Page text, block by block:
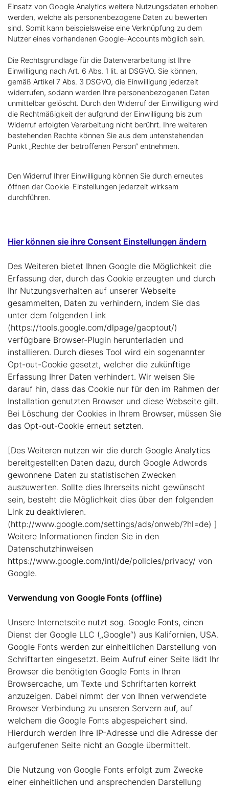
Einsatz von Google Analytics weitere Nutzungsdaten erhoben
werden, welche als personenbezogene Daten zu bewerten
sind. Somit kann beispielsweise eine Verknüpfung zu dem
Nutzer eines vorhandenen Google-Accounts möglich sein.
Die Rechtsgrundlage für die Datenverarbeitung ist Ihre
Einwilligung nach Art. 6 Abs. 1 lit. a) DSGVO. Sie können,
gemäß Artikel 7 Abs. 3 DSGVO, die Einwilligung jederzeit
widerrufen, sodann werden Ihre personenbezogenen Daten
unmittelbar gelöscht. Durch den Widerruf der Einwilligung wird
die Rechtmäßigkeit der aufgrund der Einwilligung bis zum
Widerruf erfolgten Verarbeitung nicht berührt. Ihre weiteren
bestehenden Rechte können Sie aus dem untenstehenden
Punkt „Rechte der betroffenen Person“ entnehmen.
Den Widerruf Ihrer Einwilligung können Sie durch erneutes
öffnen der Cookie-Einstellungen jederzeit wirksam
durchführen.
Hier können sie ihre Consent Einstellungen ändern
Des Weiteren bietet Ihnen Google die Möglichkeit die
Erfassung der, durch das Cookie erzeugten und durch
Ihr Nutzungsverhalten auf unserer Webseite
gesammelten, Daten zu verhindern, indem Sie das
unter dem folgenden Link
(https://tools.google.com/dlpage/gaoptout/)
verfügbare Browser-Plugin herunterladen und
installieren. Durch dieses Tool wird ein sogenannter
Opt-out-Cookie gesetzt, welcher die zukünftige
Erfassung Ihrer Daten verhindert. Wir weisen Sie
darauf hin, dass das Cookie nur für den im Rahmen der
Installation genutzten Browser und diese Webseite gilt.
Bei Löschung der Cookies in Ihrem Browser, müssen Sie
das Opt-out-Cookie erneut setzten.
[Des Weiteren nutzen wir die durch Google Analytics
bereitgestellten Daten dazu, durch Google Adwords
gewonnene Daten zu statistischen Zwecken
auszuwerten. Sollte dies Ihrerseits nicht gewünscht
sein, besteht die Möglichkeit dies über den folgenden
Link zu deaktivieren.
(http://www.google.com/settings/ads/onweb/?hl=de) ]
Weitere Informationen finden Sie in den
Datenschutzhinweisen
https://www.google.com/intl/de/policies/privacy/ von
Google.
Verwendung von Google Fonts (offline)
Unsere Internetseite nutzt sog. Google Fonts, einen
Dienst der Google LLC („Google“) aus Kalifornien, USA.
Google Fonts werden zur einheitlichen Darstellung von
Schriftarten eingesetzt. Beim Aufruf einer Seite lädt Ihr
Browser die benötigten Google Fonts in Ihren
Browsercache, um Texte und Schriftarten korrekt
anzuzeigen. Dabei nimmt der von Ihnen verwendete
Browser Verbindung zu unseren Servern auf, auf
welchem die Google Fonts abgespeichert sind.
Hierdurch werden Ihre IP-Adresse und die Adresse der
aufgerufenen Seite nicht an Google übermittelt.
Die Nutzung von Google Fonts erfolgt zum Zwecke
einer einheitlichen und ansprechenden Darstellung